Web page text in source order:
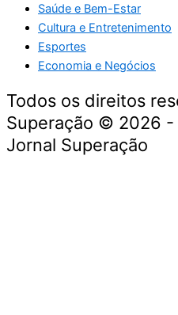
Saúde e Bem-Estar
Cultura e Entretenimento
Esportes
Economia e Negócios
Todos os direitos
Superação © 2026
Jornal Superação